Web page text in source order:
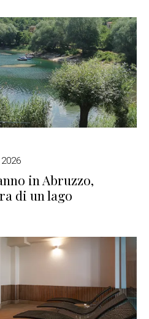
in Abruzzo,
di un lago